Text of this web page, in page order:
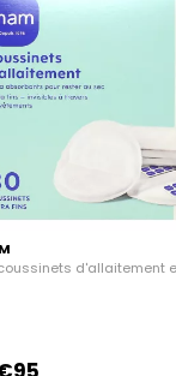
d'allaitement